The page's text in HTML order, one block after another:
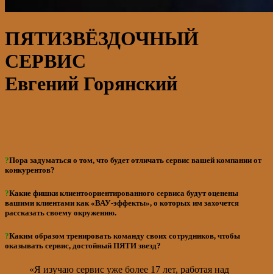
ПЯТИЗВЁЗДОЧНЫЙ
СЕРВИС
Евгений Горянский
?Пора задуматься о том, что будет отличать сервис вашей компании от
конкурентов?
?Какие фишки клиентоориентированного сервиса будут оценены
вашими клиентами как «ВАУ-эффекты», о которых им захочется
рассказать своему окружению.
?Каким образом тренировать команду своих сотрудников, чтобы
оказывать сервис, достойный ПЯТИ звезд?
«Я изучаю сервис уже более 17 лет, работая над